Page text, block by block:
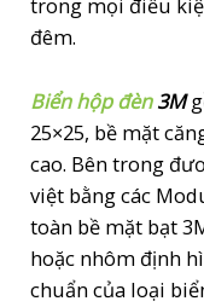
trong mọi điều
đêm.
Biển hộp đèn3M
25×25, bề mặt
cao. Bên trong
việt bằng các
toàn bề mặt bạt
hoặc nhôm định
chuẩn của loại